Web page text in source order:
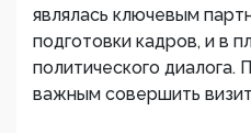
являлась ключевым
подготовки кадров, и в
политического диалога.
важным совершить